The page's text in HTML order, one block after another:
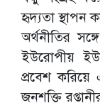
হৃদ্যতা স্থাপন
অর্থনীতির
ইউরোপীয়
প্রবেশ করিয়ে
জনশক্তি